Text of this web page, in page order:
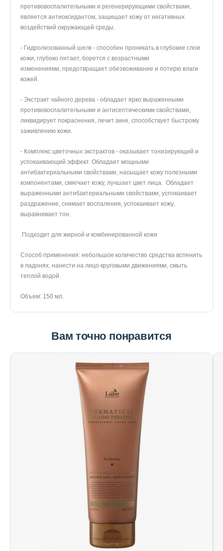
противовоспалительными и регенерирующими свойствами,
является антиоксидантом, защищает кожу от негативных
воздействий окружающей среды.
- Гидролизованный шелк - способен проникать в глубокие слои
кожи, глубоко питает, борется с возрастными
изменениями, предотвращает обезвоживание и потерю влаги
кожей.
- Экстракт чайного дерева - обладает ярко выраженными
противовоспалительными и антисептическими свойствами,
ликвидирует покраснения, лечит акне, способствует быстрому
заживлению кожи.
- Комплекс цветочных экстрактов - оказывает тонизирующий и
успокаивающий эффект. Обладает мощными
антибактериальными свойствами, насыщает кожу полезными
компонентами, смягчает кожу, лучшает цвет лица. Обладает
выраженными антибактериальными свойствами, успокаивает
раздражение, снимает воспаления, успокаивает кожу,
выравнивает тон.
Подходит для жирной и комбинированной кожи
Способ применения: небольшое количество средства вспенить
в ладонях, нанести на лицо круговыми движениями, смыть
теплой водой.
Объем: 150 мл.
Вам точно понравится